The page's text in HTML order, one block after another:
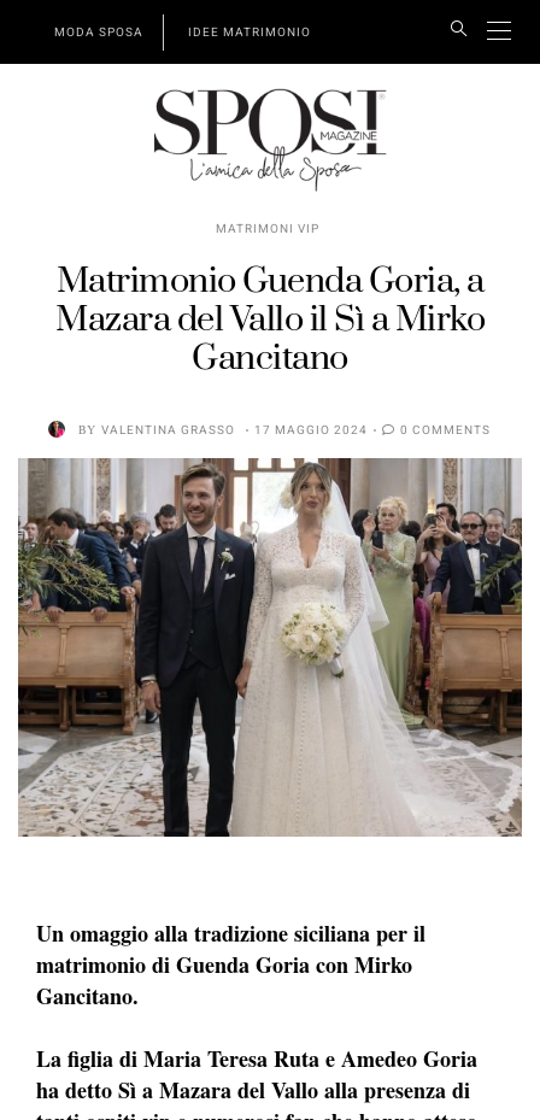
MODA SPOSA IDEE MATRIMONIO
MATRIMONI VIP
Matrimonio Guenda Goria, a
Mazara del Vallo il Sì a Mirko
Gancitano
BY VALENTINA GRASSO 17 MAGGIO 2024 0 COMMENTS
Un omaggio alla tradizione siciliana per il
matrimonio di Guenda Goria con Mirko
Gancitano.
La figlia di Maria Teresa Ruta e Amedeo Goria
ha detto Sì a Mazara del Vallo alla presenza di